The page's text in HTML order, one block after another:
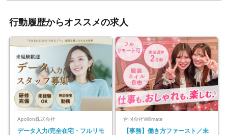
行動履歴からオススメの求人
Apollon株式会社
データ入力/完全在宅・フルリモ
合同会社Willmate
【事務】働き方ファースト／未